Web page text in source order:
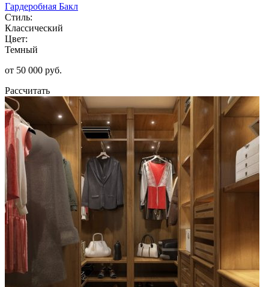
Гардеробная Бакл
Стиль:
Классический
Цвет:
Темный
от 50 000 руб.
Рассчитать